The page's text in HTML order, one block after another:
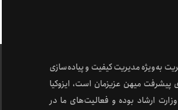
به‌ویژه مدیریت کیفیت و پیاده‌سازی
پیشرفت میهن عزیزمان است، ایزوکیا
ارشاد بوده و فعالیت‌های ما در